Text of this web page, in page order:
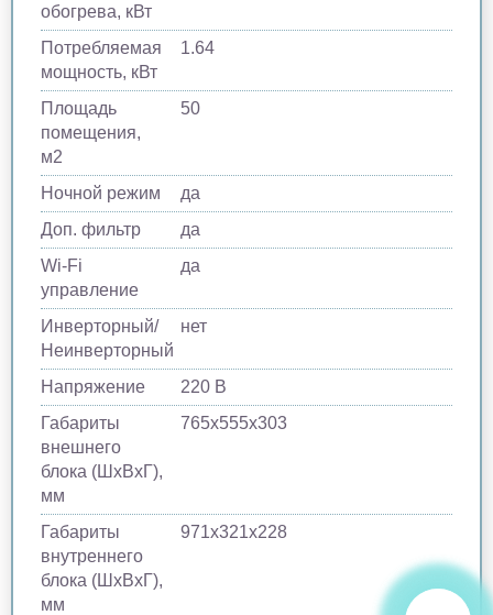
обогрева, кВт
Потребляемая
мощность, кВт
1.64
Площадь
помещения,
м2
50
Ночной режим
да
Доп. фильтр
да
Wi-Fi
управление
да
Инверторный/
Неинверторный
нет
Напряжение
220 В
Габариты
внешнего
блока (ШхВхГ),
мм
765х555х303
Габариты
внутреннего
блока (ШхВхГ),
мм
971х321х228